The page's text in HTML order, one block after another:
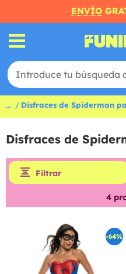
ENVÍO
... Disfraces de Spiderman
Disfraces de
Filtrar
4
-64%